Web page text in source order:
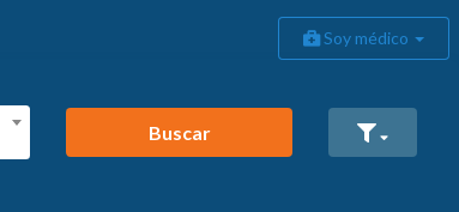
Soy médico
Buscar